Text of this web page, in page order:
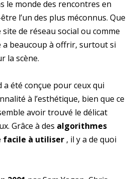
le monde des rencontres en
l’un des plus méconnus. Que
site de réseau social ou comme
a beaucoup à offrir, surtout si
la scène.
a été conçue pour ceux qui
à l’esthétique, bien que ce
avoir trouvé le délicat
Grâce à des algorithmes
à utiliser , il y a de quoi